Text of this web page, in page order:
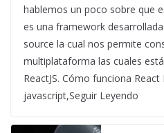
hablemos un poco sobre que
es una framework
source la cual nos permite
multiplataforma las cuales
ReactJS. Cómo funciona
javascript,Seguir Leyendo